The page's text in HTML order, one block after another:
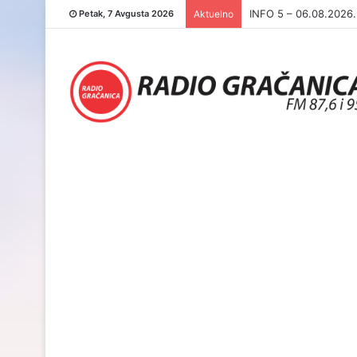
Petak, 7 Avgusta 2026 Aktuelno INFO 5 – 05.08.2026